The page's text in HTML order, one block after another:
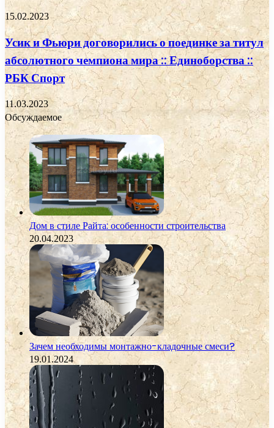
15.02.2023
Усик и Фьюри договорились о поединке за титул
абсолютного чемпиона мира :: Единоборства ::
РБК Спорт
11.03.2023
Обсуждаемое
Дом в стиле Райта: особенности строительства
20.04.2023
Зачем необходимы монтажно-кладочные смеси?
19.01.2024